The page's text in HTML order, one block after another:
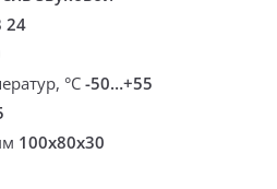
24
°С -50…+55
100x80x30